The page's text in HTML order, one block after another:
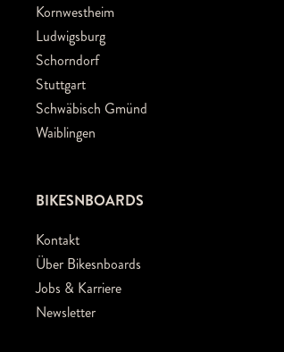
Kornwestheim
Ludwigsburg
Schorndorf
Stuttgart
Schwäbisch Gmünd
Waiblingen
BIKESNBOARDS
Kontakt
Über Bikesnboards
Jobs & Karriere
Newsletter